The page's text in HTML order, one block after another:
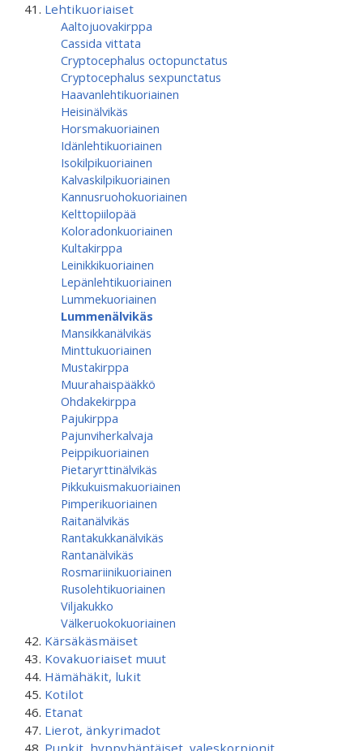
Lehtikuoriaiset
Aaltojuovakirppa
Cassida vittata
Cryptocephalus octopunctatus
Cryptocephalus sexpunctatus
Haavanlehtikuoriainen
Heisinälvikäs
Horsmakuoriainen
Idänlehtikuoriainen
Isokilpikuoriainen
Kalvaskilpikuoriainen
Kannusruohokuoriainen
Kelttopiilopää
Koloradonkuoriainen
Kultakirppa
Leinikkikuoriainen
Lepänlehtikuoriainen
Lummekuoriainen
Lummenälvikäs
Mansikkanälvikäs
Minttukuoriainen
Mustakirppa
Muurahaispääkkö
Ohdakekirppa
Pajukirppa
Pajunviherkalvaja
Peippikuoriainen
Pietaryrttinälvikäs
Pikkukuismakuoriainen
Pimperikuoriainen
Raitanälvikäs
Rantakukkanälvikäs
Rantanälvikäs
Rosmariinikuoriainen
Rusolehtikuoriainen
Viljakukko
Välkeruokokuoriainen
Kärsäkäsmäiset
Kovakuoriaiset muut
Hämähäkit, lukit
Kotilot
Etanat
Lierot, änkyrimadot
Punkit, hyppyhäntäiset, valeskorpionit